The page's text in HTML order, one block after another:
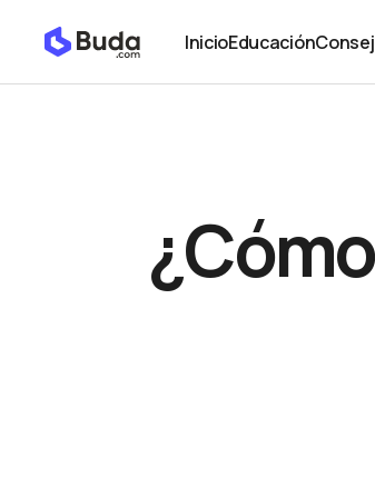
InicioEducación
Educación ¿Cómo sabemos que no habrá